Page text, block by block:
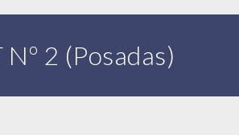
Nº 2 (Posadas)